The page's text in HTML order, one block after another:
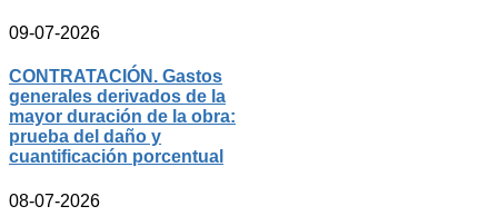
09-07-2026
CONTRATACIÓN. Gastos
generales derivados de la
mayor duración de la obra:
prueba del daño y
cuantificación porcentual
08-07-2026